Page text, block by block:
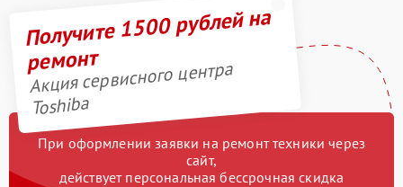
Получите 1500 рублей на
ремонт
Акция сервисного центра
Toshiba
При оформлении заявки на ремонт техники через
сайт,
действует персональная бессрочная скидка